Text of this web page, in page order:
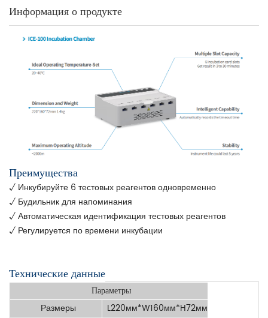
Информация о продукте
Преимущества
√ Инкубируйте 6 тестовых реагентов одновременно
√ Будильник для напоминания
√ Автоматическая идентификация тестовых реагентов
√ Регулируется по времени инкубации
Технические данные
Параметры
Размеры
L220мм*W160мм*H72мм